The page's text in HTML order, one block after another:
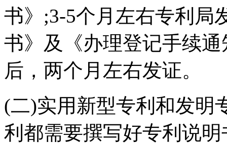
书》;3-5个月左右专利局
书》及《办理登记手续
后，两个月左右发证。
(二)实用新型专利和发明
利都需要撰写好专利说